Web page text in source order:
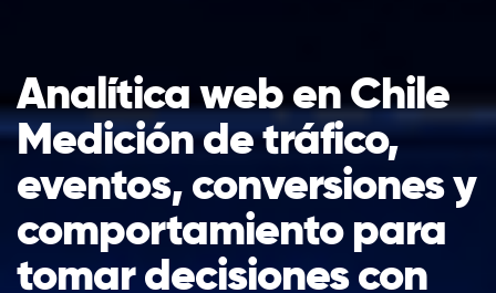
Analítica web en Chile
Medición de tráfico,
eventos, conversiones y
comportamiento para
tomar decisiones con